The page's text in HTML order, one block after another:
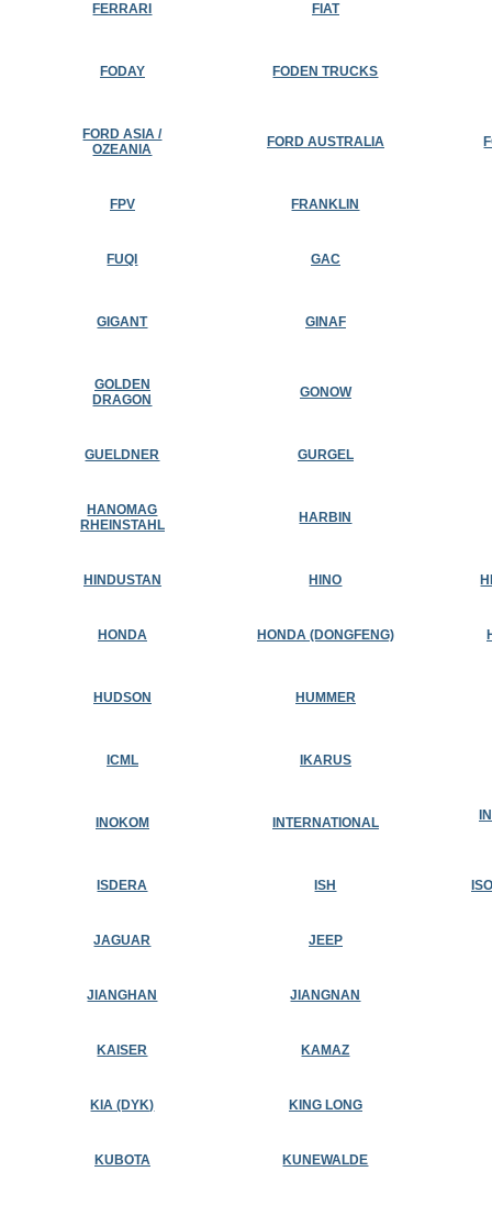
FERRARI FIAT
FODAY FODEN TRUCKS
FORD ASIA /
OZEANIA
FORD AUSTRALIA
FPV FRANKLIN
FUQI GAC
GIGANT GINAF
GOLDEN
DRAGON
GONOW
GUELDNER GURGEL
HANOMAG
RHEINSTAHL
HARBIN
HINDUSTAN HINO
HONDA HONDA (DONGFENG)
HUDSON HUMMER
ICML IKARUS
INOKOM INTERNATIONAL
ISDERA ISH
JAGUAR JEEP
JIANGHAN JIANGNAN
KAISER KAMAZ
KIA (DYK) KING LONG
KUBOTA KUNEWALDE